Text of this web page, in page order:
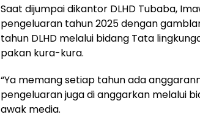
Saat dijumpai dikantor DLHD Tubaba,
pengeluaran tahun 2025 dengan
tahun DLHD melalui bidang Tata
pakan kura-kura.
“Ya memang setiap tahun ada
pengeluaran juga di anggarkan melalui
awak media.